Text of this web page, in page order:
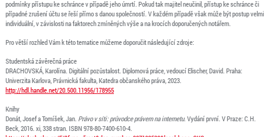
podmínky přístupu ke schránce v případě jeho úmrtí. Pokud tak majitel neučinil, přístup ke schránce či
případné zrušení účtu se řeší přímo s danou společností. V každém případě však může být postup velmi
individuální, v závislosti na faktorech zmíněných výše a na krocích doporučených notářem.
Pro větší rozhled Vám k této tematice můžeme doporučit následující zdroje:
Studentská závěrečná práce
DRACHOVSKÁ, Karolína. Digitální pozůstalost. Diplomová práce, vedoucí Elischer, David. Praha:
Univerzita Karlova, Právnická fakulta, Katedra občanského práva, 2023.
http://hdl.handle.net/20.500.11956/178955
Knihy
Donát, Josef a Tomíšek, Jan. Právo v síti: průvodce právem na internetu. Vydání první. V Praze: C.H.
Beck, 2016. xi, 338 stran. ISBN 978-80-7400-610-4.